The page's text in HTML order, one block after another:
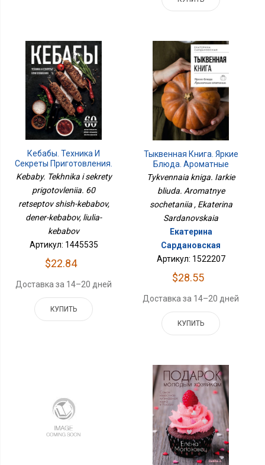
Кебабы. Техника И
Секреты Приготовления.
60 Рецептов Шиш-
Кебабов, Дёнер-
Кебабов, Люля-Кебабов
Kebaby. Tekhnika i sekrety
prigotovleniia. 60
retseptov shish-kebabov,
dener-kebabov, liulia-
kebabov
Артикул: 1445535
$22.84
Доставка за 14–20 дней
КУПИТЬ
Тыквенная Книга. Яркие
Блюда. Ароматные
Сочетания
Tykvennaia kniga. Iarkie
bliuda. Aromatnye
sochetaniia , Ekaterina
Sardanovskaia
Екатерина
Сардановская
Артикул: 1522207
$28.55
Доставка за 14–20 дней
КУПИТЬ